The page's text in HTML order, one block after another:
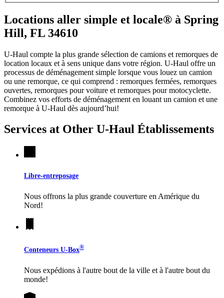
Locations aller simple et locale® à Spring
Hill, FL 34610
U-Haul compte la plus grande sélection de camions et remorques de
location locaux et à sens unique dans votre région. U-Haul offre un
processus de déménagement simple lorsque vous louez un camion
ou une remorque, ce qui comprend : remorques fermées, remorques
ouvertes, remorques pour voiture et remorques pour motocyclette.
Combinez vos efforts de déménagement en louant un camion et une
remorque à U-Haul dès aujourd’hui!
Services at Other U-Haul Établissements
Libre-entreposage
Nous offrons la plus grande couverture en Amérique du
Nord!
Conteneurs U-Box®
Nous expédions à l'autre bout de la ville et à l'autre bout du
monde!